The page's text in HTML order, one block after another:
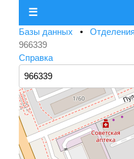
☰
Базы данных •
966339
Справка